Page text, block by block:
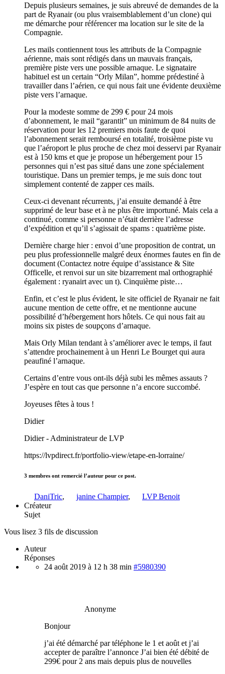
Depuis plusieurs semaines, je suis abreuvé de demandes de la
part de Ryanair (ou plus vraisemblablement d’un clone) qui
me démarche pour référencer ma location sur le site de la
Compagnie.
Les mails contiennent tous les attributs de la Compagnie
aérienne, mais sont rédigés dans un mauvais français,
première piste vers une possible arnaque. Le signataire
habituel est un certain “Orly Milan”, homme prédestiné à
travailler dans l’aérien, ce qui nous fait une évidente deuxième
piste vers l’arnaque.
Pour la modeste somme de 299 € pour 24 mois
d’abonnement, le mail “garantit” un minimum de 84 nuits de
réservation pour les 12 premiers mois faute de quoi
l’abonnement serait remboursé en totalité, troisième piste vu
que l’aéroport le plus proche de chez moi desservi par Ryanair
est à 150 kms et que je propose un hébergement pour 15
personnes qui n’est pas situé dans une zone spécialement
touristique. Dans un premier temps, je me suis donc tout
simplement contenté de zapper ces mails.
Ceux-ci devenant récurrents, j’ai ensuite demandé à être
supprimé de leur base et à ne plus être importuné. Mais cela a
continué, comme si personne n’était derrière l’adresse
d’expédition et qu’il s’agissait de spams : quatrième piste.
Dernière charge hier : envoi d’une proposition de contrat, un
peu plus professionnelle malgré deux énormes fautes en fin de
document (Contactez notre équipe d’assistance & Site
Officelle, et renvoi sur un site bizarrement mal orthographié
également : ryanairt avec un t). Cinquième piste…
Enfin, et c’est le plus évident, le site officiel de Ryanair ne fait
aucune mention de cette offre, et ne mentionne aucune
possibilité d’hébergement hors hôtels. Ce qui nous fait au
moins six pistes de soupçons d’arnaque.
Mais Orly Milan tendant à s’améliorer avec le temps, il faut
s’attendre prochainement à un Henri Le Bourget qui aura
peaufiné l’arnaque.
Certains d’entre vous ont-ils déjà subi les mêmes assauts ?
J’espère en tout cas que personne n’a encore succombé.
Joyeuses fêtes à tous !
Didier
Didier - Administrateur de LVP
https://lvpdirect.fr/portfolio-view/etape-en-lorraine/
3 membres ont remercié l’auteur pour ce post.
DaniTric, janine Champier,
LVP Benoit
Créateur
Sujet
Vous lisez 3 fils de discussion
Auteur
Réponses
24 août 2019 à 12 h 38 min #5980390
Anonyme
Bonjour
j’ai été démarché par téléphone le 1 et août et j’ai
accepter de paraître l’annonce J’ai bien été débité de
299€ pour 2 ans mais depuis plus de nouvelles